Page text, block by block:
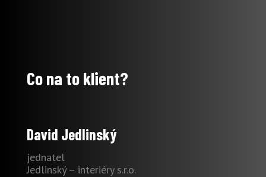
Co na to klient?
David Jedlinský
jednatel
Jedlinský – interiéry s.r.o.